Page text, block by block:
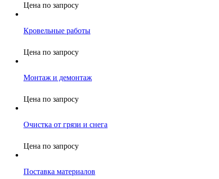
Цена по запросу
Кровельные работы
Цена по запросу
Монтаж и демонтаж
Цена по запросу
Очистка от грязи и снега
Цена по запросу
Поставка материалов